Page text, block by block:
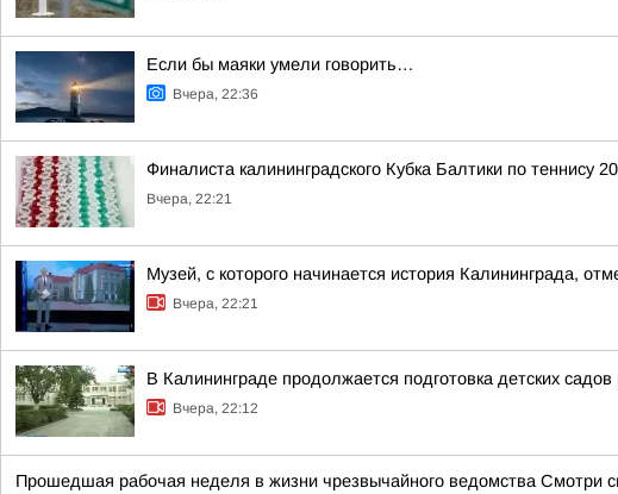
Если бы маяки умели говорить…
Вчера, 22:36
Финалиста калининградского Кубка Балтики по теннису
Вчера, 22:21
Музей, с которого начинается история Калининграда,
Вчера, 22:21
В Калининграде продолжается подготовка детских
Вчера, 22:12
Прошедшая рабочая неделя в жизни чрезвычайного ведомства Смотри